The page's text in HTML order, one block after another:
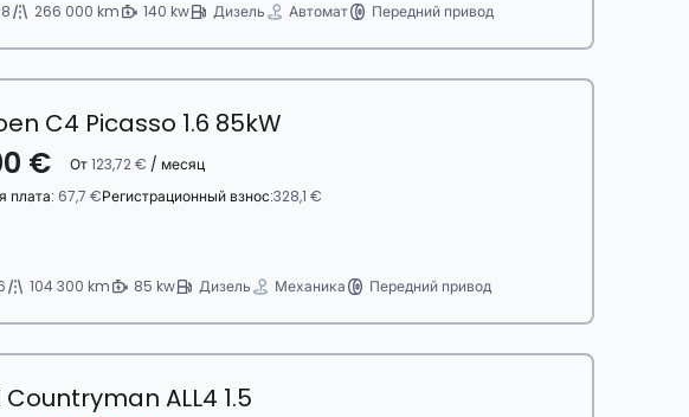
266 000 km 140 kw Дизель Автомат Передний привод
C4 Picasso 1.6 85kW
€ От123,72 € / месяц
плата: 67,7 €Регистрационный взнос:328,1 €
104 300 km 85 kw Дизель Механика Передний привод
Countryman ALL4 1.5